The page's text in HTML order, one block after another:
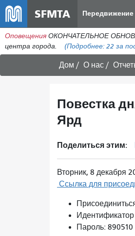
SFMTA Передвижение
Оповещения ОКОНЧАТЕЛЬНОЕ
центра города.
(Подробнее: 22 за
Дом О нас
Повестка
Ярд
Поделиться этим:
Вторник, 8 декабря
Ссылка для
Пароль: 890510